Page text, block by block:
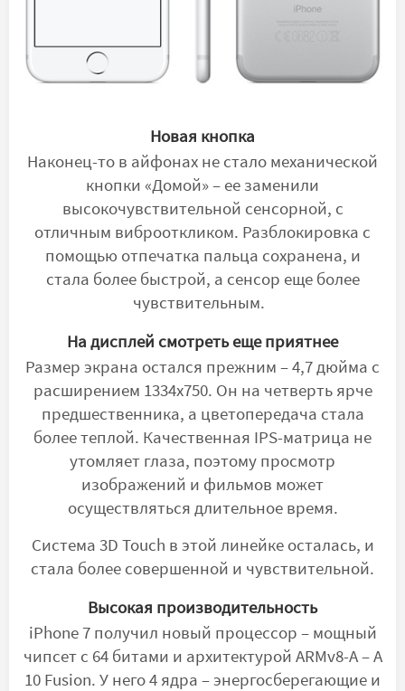
Новая кнопка
Наконец-то в айфонах не стало механической
кнопки «Домой» – ее заменили
высокочувствительной сенсорной, с
отличным виброоткликом. Разблокировка с
помощью отпечатка пальца сохранена, и
стала более быстрой, а сенсор еще более
чувствительным.
На дисплей смотреть еще приятнее
Размер экрана остался прежним ­­– 4,7 дюйма с
расширением 1334х750. Он на четверть ярче
предшественника, а цветопередача стала
более теплой. Качественная IPS-матрица не
утомляет глаза, поэтому просмотр
изображений и фильмов может
осуществляться длительное время.
Система 3D Touch в этой линейке осталась, и
стала более совершенной и чувствительной.
Высокая производительность
iPhone 7 получил новый процессор – мощный
чипсет с 64 битами и архитектурой ARMv8-A – А
10 Fusion. У него 4 ядра – энергосберегающие и